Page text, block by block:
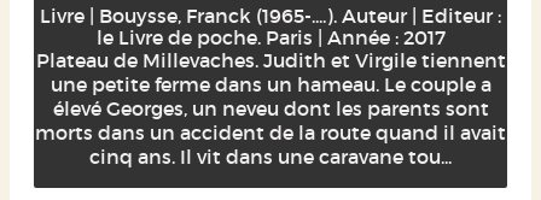
Livre | Bouysse, Franck (1965-....). Auteur | Editeur :
le Livre de poche. Paris | Année : 2017
Plateau de Millevaches. Judith et Virgile tiennent
une petite ferme dans un hameau. Le couple a
élevé Georges, un neveu dont les parents sont
morts dans un accident de la route quand il avait
cinq ans. Il vit dans une caravane tou...